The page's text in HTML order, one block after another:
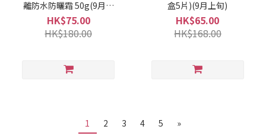
離防水防曬霜 50g(9月上
旬)
HK$75.00
HK$180.00
盒5片)(9月上旬)
HK$65.00
HK$168.00
1 2 3 4 5 »